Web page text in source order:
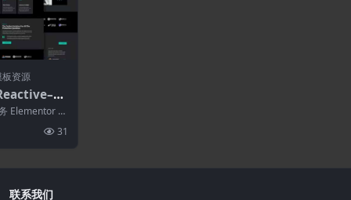
板资源
网
模板工
Elementor 模
31
联系我们